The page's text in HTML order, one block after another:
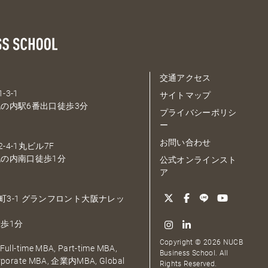
3-1
内駅6番出口徒歩3分
4-1丸ビル7F
内南口徒歩1分
3-1 グランフロント大阪ナレッ
1分
time MBA, Part-time MBA,
MBA, 企業内MBA, Global
交通アクセス
サイトマップ
プライバシーポリシ
ー
お問い合わせ
公式オンラインスト
ア
Copyright © 2026 NUCB
Business School. All
Rights Reserved.